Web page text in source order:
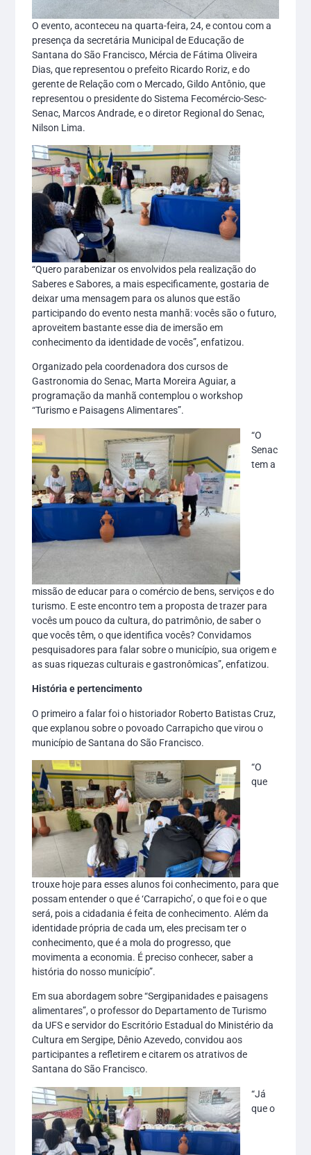
O evento, aconteceu na quarta-feira, 24, e contou com a
presença da secretária Municipal de Educação de
Santana do São Francisco, Mércia de Fátima Oliveira
Dias, que representou o prefeito Ricardo Roriz, e do
gerente de Relação com o Mercado, Gildo Antônio, que
representou o presidente do Sistema Fecomércio-Sesc-
Senac, Marcos Andrade, e o diretor Regional do Senac,
Nilson Lima.
“Quero parabenizar os envolvidos pela realização do
Saberes e Sabores, a mais especificamente, gostaria de
deixar uma mensagem para os alunos que estão
participando do evento nesta manhã: vocês são o futuro,
aproveitem bastante esse dia de imersão em
conhecimento da identidade de vocês”, enfatizou.
Organizado pela coordenadora dos cursos de
Gastronomia do Senac, Marta Moreira Aguiar, a
programação da manhã contemplou o workshop
“Turismo e Paisagens Alimentares”.
“O
Senac
tem a
missão de educar para o comércio de bens, serviços e do
turismo. E este encontro tem a proposta de trazer para
vocês um pouco da cultura, do patrimônio, de saber o
que vocês têm, o que identifica vocês? Convidamos
pesquisadores para falar sobre o município, sua origem e
as suas riquezas culturais e gastronômicas”, enfatizou.
História e pertencimento
O primeiro a falar foi o historiador Roberto Batistas Cruz,
que explanou sobre o povoado Carrapicho que virou o
município de Santana do São Francisco.
“O
que
trouxe hoje para esses alunos foi conhecimento, para que
possam entender o que é ‘Carrapicho’, o que foi e o que
será, pois a cidadania é feita de conhecimento. Além da
identidade própria de cada um, eles precisam ter o
conhecimento, que é a mola do progresso, que
movimenta a economia. É preciso conhecer, saber a
história do nosso município”.
Em sua abordagem sobre “Sergipanidades e paisagens
alimentares”, o professor do Departamento de Turismo
da UFS e servidor do Escritório Estadual do Ministério da
Cultura em Sergipe, Dênio Azevedo, convidou aos
participantes a refletirem e citarem os atrativos de
Santana do São Francisco.
“Já
que o